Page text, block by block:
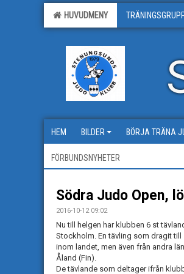
HUVUDMENY
HEM BILDER BÖRJA TRÄNA
FÖRBUNDSNYHETER
Södra Judo Open,
2016-10-12 09:02
Nu till helgen har klubben 6 st
Stockholm. En tävling som dragit
inom landet, men även från andra
Åland (Fin).
De tävlande som deltager ifrån